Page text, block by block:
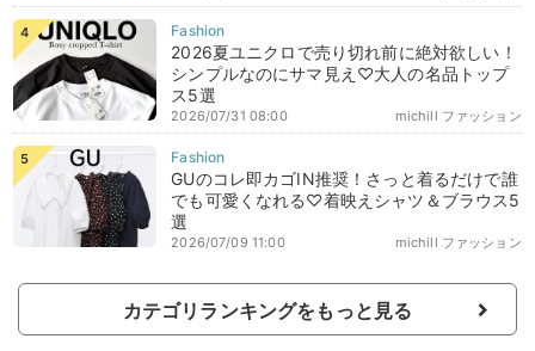
2026夏ユニクロで売り切れ前に絶対欲しい！
シンプルなのにサマ見え♡大人の名品トップ
ス5選
michill ファッション
2026/07/31 08:00
GUのコレ即カゴIN推奨！さっと着るだけで誰
でも可愛くなれる♡着映えシャツ＆ブラウス5
選
michill ファッション
2026/07/09 11:00
カテゴリランキングをもっと見る